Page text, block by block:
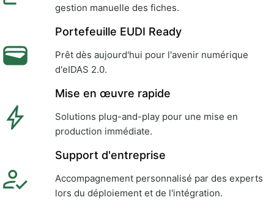
gestion manuelle des fiches.
Portefeuille EUDI Ready
Prêt dès aujourd'hui pour l'avenir numérique
d'eIDAS 2.0.
Mise en œuvre rapide
Solutions plug-and-play pour une mise en
production immédiate.
Support d'entreprise
Accompagnement personnalisé par des experts
lors du déploiement et de l'intégration.